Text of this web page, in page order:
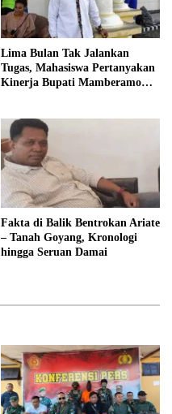
Lima Bulan Tak Jalankan
Tugas, Mahasiswa Pertanyakan
Kinerja Bupati Mamberamo
Fakta di Balik Bentrokan Ariate
– Tanah Goyang, Kronologi
hingga Seruan Damai